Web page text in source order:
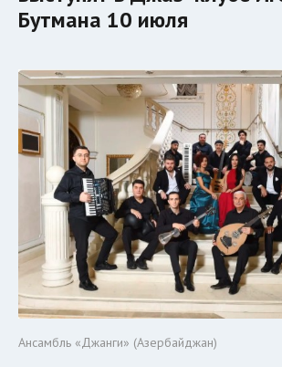
Бутмана 10 июля
Ансамбль «Джанги» (Азербайджан)